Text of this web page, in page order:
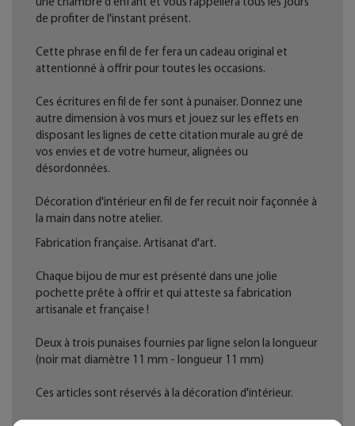
de profiter de l'instant présent.
Cette phrase en fil de fer fera un cadeau original et
attentionné à offrir pour toutes les occasions.
Ces écritures en fil de fer sont à punaiser. Donnez une
autre dimension à vos murs et jouez sur les effets en
disposant les lignes de cette citation murale au gré de
vos envies et de votre humeur, alignées ou
désordonnées.
Décoration d'intérieur en fil de fer recuit noir façonnée à
la main dans notre atelier.
Fabrication française. Artisanat d'art.
Chaque bijou de mur est présenté dans une jolie
pochette prête à offrir et qui atteste sa fabrication
artisanale et française !
Deux à trois punaises fournies par ligne selon la longueur
(noir mat diamètre 11 mm - longueur 11 mm)
Ces articles sont réservés à la décoration d'intérieur.